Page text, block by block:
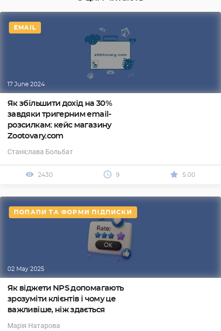
EMAIL
17 June 2024
Як збільшити дохід на 30%
завдяки тригерним email-
розсилкам: кейс магазину
Zootovary.com
Станіслава Больбат
2430 9 5.00
ПОПАПИ ТА ФОРМИ ПІДПИСКИ
02 May 2025
Як віджети NPS допомагають
зрозуміти клієнтів і чому це
важливіше, ніж здається
Марія Натарова